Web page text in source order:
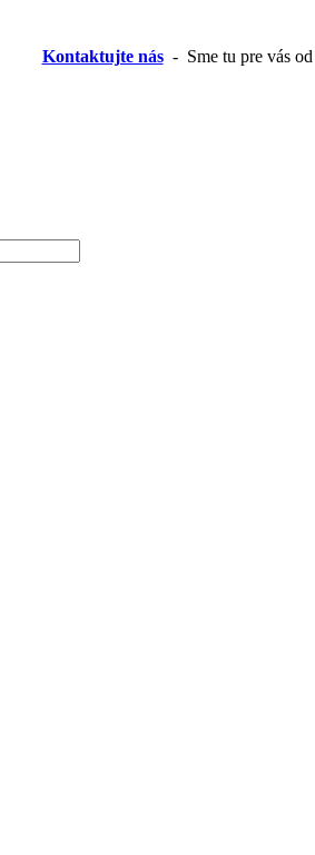
Kontaktujte nás- Sme tu pre vás od